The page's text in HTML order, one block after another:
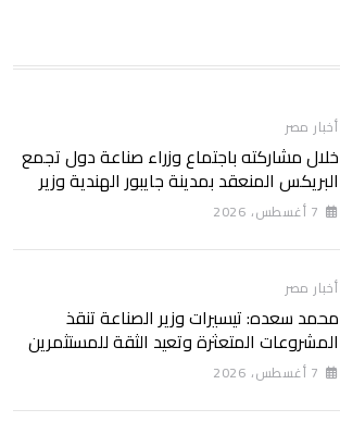
أخبار مصر
خلال مشاركته باجتماع وزراء صناعة دول تجمع
البريكس المنعقد بمدينة جايبور الهندية وزير
الصناعة يبحث مع نظيره الهندي إطلاق منصة
للتكامل الصناعي وزيادة الاستثمارات الهندية
في السوق المصرية
7 أغسطس، 2026
أخبار مصر
محمد سعده: تيسيرات وزير الصناعة تنقذ
المشروعات المتعثرة وتعيد الثقة للمستثمرين
7 أغسطس، 2026